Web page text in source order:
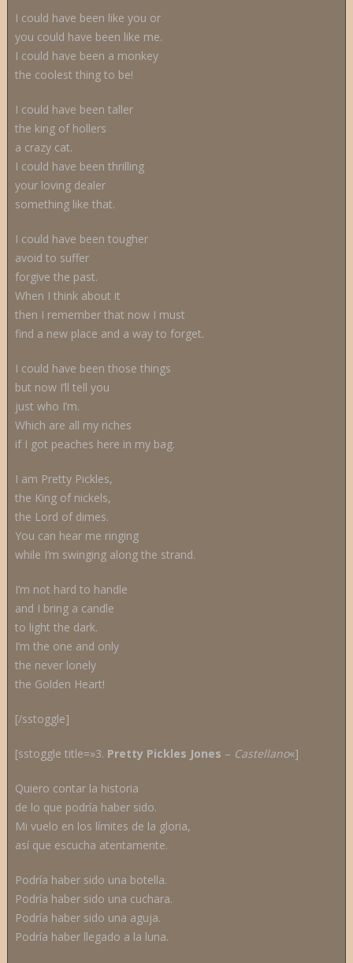
I could have been like you or
you could have been like me.
I could have been a monkey
the coolest thing to be!
I could have been taller
the king of hollers
a crazy cat.
I could have been thrilling
your loving dealer
something like that.
I could have been tougher
avoid to suffer
forgive the past.
When I think about it
then I remember that now I must
find a new place and a way to forget.
I could have been those things
but now I’ll tell you
just who I’m.
Which are all my riches
if I got peaches here in my bag.
I am Pretty Pickles,
the King of nickels,
the Lord of dimes.
You can hear me ringing
while I’m swinging along the strand.
I’m not hard to handle
and I bring a candle
to light the dark.
I’m the one and only
the never lonely
the Golden Heart!
[/sstoggle]
[sstoggle title=»3. Pretty Pickles Jones – Castellano«]
Quiero contar la historia
de lo que podría haber sido.
Mi vuelo en los límites de la gloria,
así que escucha atentamente.
Podría haber sido una botella.
Podría haber sido una cuchara.
Podría haber sido una aguja.
Podría haber llegado a la luna.